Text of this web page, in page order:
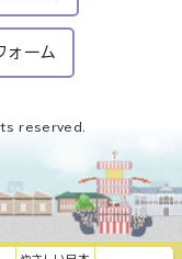
ォーム
reserved.